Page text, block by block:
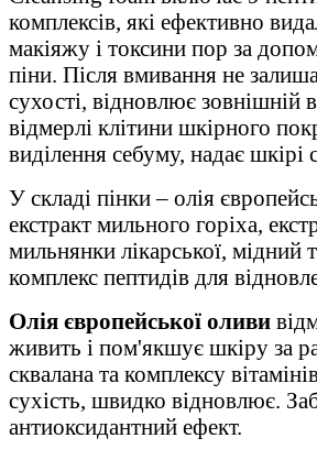
комплексів, які ефективно
макіяжу і токсини пор за
піни. Після вмивання не
сухості, відновлює зовнішній
відмерлі клітини шкірного
виділення себуму, надає шкірі
У складі пінки – олія
екстракт мильного горіха,
мильнянки лікарської, мідний
комплекс пептидів для
Олія європейської оливи
живить і пом'якшує шкіру за
сквалана та комплексу
сухість, швидко відновлює.
антиоксидантний ефект.